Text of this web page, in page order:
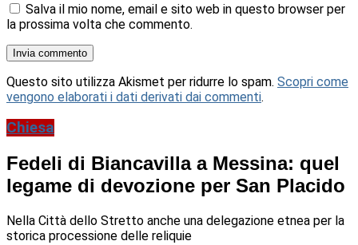
Salva il mio nome, email e sito web in questo browser per
la prossima volta che commento.
Questo sito utilizza Akismet per ridurre lo spam. Scopri come
vengono elaborati i dati derivati dai commenti.
Chiesa
Fedeli di Biancavilla a Messina: quel
legame di devozione per San Placido
Nella Città dello Stretto anche una delegazione etnea per la
storica processione delle reliquie